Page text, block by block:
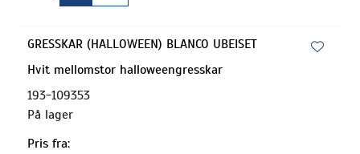
GRESSKAR (HALLOWEEN) BLANCO UBEISET
Hvit mellomstor halloweengresskar
193-109353
På lager
Pris fra: